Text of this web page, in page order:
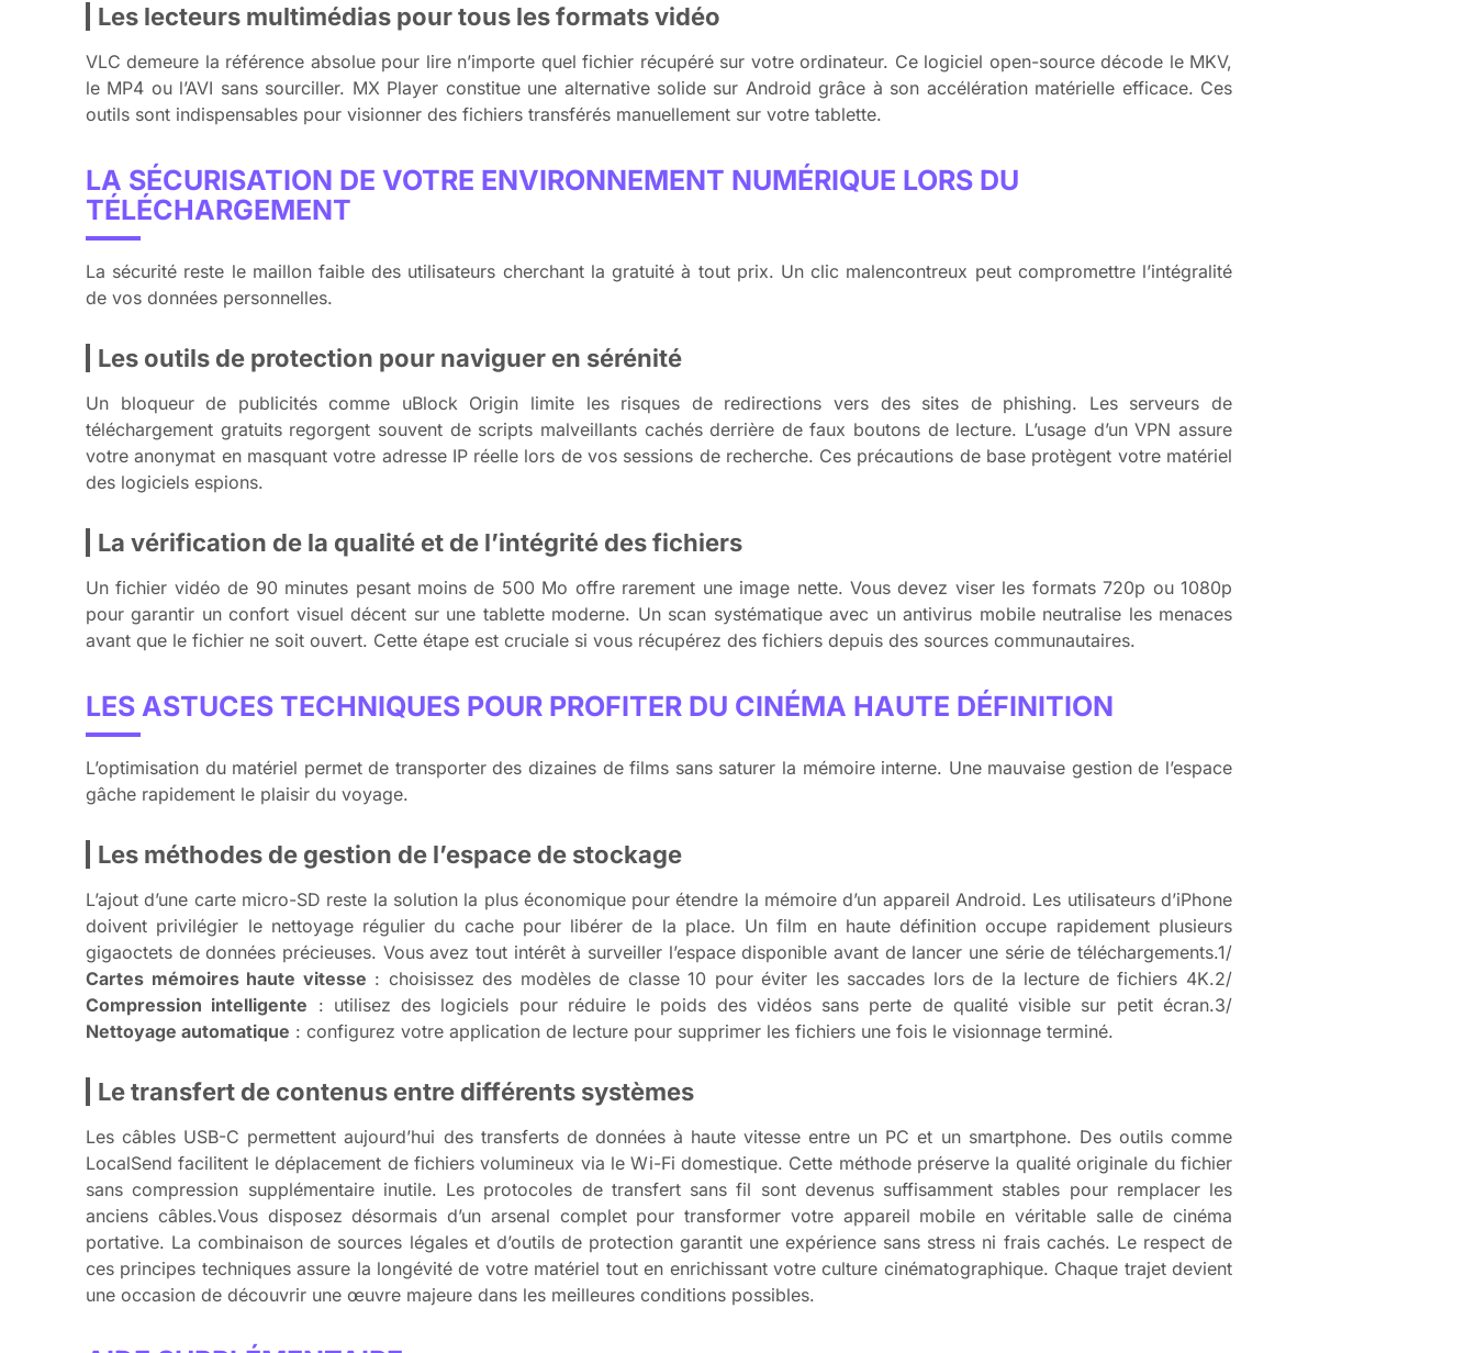
Les lecteurs multimédias pour tous les formats vidéo
VLC demeure la référence absolue pour lire n’importe quel fichier récupéré sur votre ordinateur. Ce logiciel open-source décode le MKV,
le MP4 ou l’AVI sans sourciller. MX Player constitue une alternative solide sur Android grâce à son accélération matérielle efficace. Ces
outils sont indispensables pour visionner des fichiers transférés manuellement sur votre tablette.
LA SÉCURISATION DE VOTRE ENVIRONNEMENT NUMÉRIQUE LORS DU
TÉLÉCHARGEMENT
La sécurité reste le maillon faible des utilisateurs cherchant la gratuité à tout prix. Un clic malencontreux peut compromettre l’intégralité
de vos données personnelles.
Les outils de protection pour naviguer en sérénité
Un bloqueur de publicités comme uBlock Origin limite les risques de redirections vers des sites de phishing. Les serveurs de
téléchargement gratuits regorgent souvent de scripts malveillants cachés derrière de faux boutons de lecture. L’usage d’un VPN assure
votre anonymat en masquant votre adresse IP réelle lors de vos sessions de recherche. Ces précautions de base protègent votre matériel
des logiciels espions.
La vérification de la qualité et de l’intégrité des fichiers
Un fichier vidéo de 90 minutes pesant moins de 500 Mo offre rarement une image nette. Vous devez viser les formats 720p ou 1080p
pour garantir un confort visuel décent sur une tablette moderne. Un scan systématique avec un antivirus mobile neutralise les menaces
avant que le fichier ne soit ouvert. Cette étape est cruciale si vous récupérez des fichiers depuis des sources communautaires.
LES ASTUCES TECHNIQUES POUR PROFITER DU CINÉMA HAUTE DÉFINITION
L’optimisation du matériel permet de transporter des dizaines de films sans saturer la mémoire interne. Une mauvaise gestion de l’espace
gâche rapidement le plaisir du voyage.
Les méthodes de gestion de l’espace de stockage
L’ajout d’une carte micro-SD reste la solution la plus économique pour étendre la mémoire d’un appareil Android. Les utilisateurs d’iPhone
doivent privilégier le nettoyage régulier du cache pour libérer de la place. Un film en haute définition occupe rapidement plusieurs
gigaoctets de données précieuses. Vous avez tout intérêt à surveiller l’espace disponible avant de lancer une série de téléchargements.1/
Cartes mémoires haute vitesse : choisissez des modèles de classe 10 pour éviter les saccades lors de la lecture de fichiers 4K.2/
Compression intelligente : utilisez des logiciels pour réduire le poids des vidéos sans perte de qualité visible sur petit écran.3/
Nettoyage automatique : configurez votre application de lecture pour supprimer les fichiers une fois le visionnage terminé.
Le transfert de contenus entre différents systèmes
Les câbles USB-C permettent aujourd’hui des transferts de données à haute vitesse entre un PC et un smartphone. Des outils comme
LocalSend facilitent le déplacement de fichiers volumineux via le Wi-Fi domestique. Cette méthode préserve la qualité originale du fichier
sans compression supplémentaire inutile. Les protocoles de transfert sans fil sont devenus suffisamment stables pour remplacer les
anciens câbles.Vous disposez désormais d’un arsenal complet pour transformer votre appareil mobile en véritable salle de cinéma
portative. La combinaison de sources légales et d’outils de protection garantit une expérience sans stress ni frais cachés. Le respect de
ces principes techniques assure la longévité de votre matériel tout en enrichissant votre culture cinématographique. Chaque trajet devient
une occasion de découvrir une œuvre majeure dans les meilleures conditions possibles.